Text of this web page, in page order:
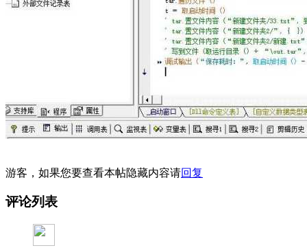
游客，如果您要查看本帖隐藏内容请回复
评论列表